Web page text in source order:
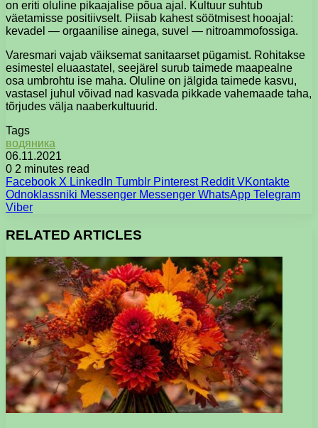
on eriti oluline pikaajalise põua ajal. Kultuur suhtub
väetamisse positiivselt. Piisab kahest söötmisest hooajal:
kevadel — orgaanilise ainega, suvel — nitroammofossiga.
Varesmari vajab väiksemat sanitaarset pügamist. Rohitakse
esimestel eluaastatel, seejärel surub taimede maapealne
osa umbrohtu ise maha. Oluline on jälgida taimede kasvu,
vastasel juhul võivad nad kasvada pikkade vahemaade taha,
tõrjudes välja naaberkultuurid.
Tags
водяника
06.11.2021
0 2 minutes read
Facebook X LinkedIn Tumblr Pinterest Reddit VKontakte
Odnoklassniki Messenger Messenger WhatsApp Telegram
Viber
RELATED ARTICLES